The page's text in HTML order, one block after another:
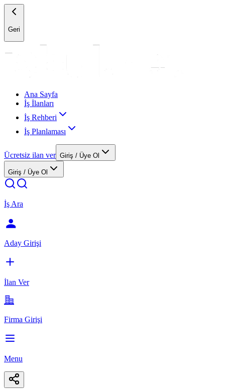
Geri
Ana Sayfa
İş İlanları
İş Rehberi
İş Planlaması
Ücretsiz ilan ver Giriş / Üye Ol
Giriş / Üye Ol
İş Ara
Aday Girişi
İlan Ver
Firma Girişi
Menu